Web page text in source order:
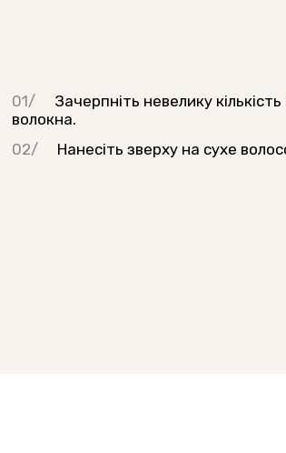
Зачерпніть невелику
волокна.
Нанесіть зверху на сухе